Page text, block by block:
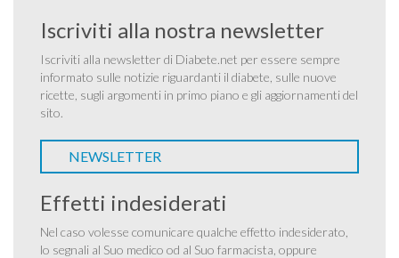
Iscriviti alla nostra newsletter
Iscriviti alla newsletter di Diabete.net per essere sempre
informato sulle notizie riguardanti il diabete, sulle nuove
ricette, sugli argomenti in primo piano e gli aggiornamenti del
sito.
NEWSLETTER
Effetti indesiderati
Nel caso volesse comunicare qualche effetto indesiderato,
lo segnali al Suo medico od al Suo farmacista, oppure